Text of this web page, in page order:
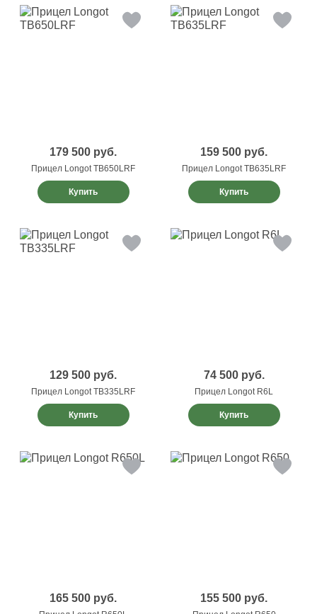
179 500 руб.
Прицел Longot TB650LRF
Купить
159 500 руб.
Прицел Longot TB635LRF
Купить
129 500 руб.
Прицел Longot TB335LRF
Купить
74 500 руб.
Прицел Longot R6L
Купить
165 500 руб. 155 500 руб.